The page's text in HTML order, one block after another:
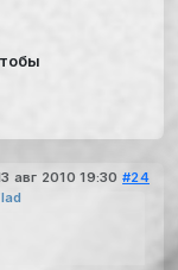
авг 2010 19:30 #24